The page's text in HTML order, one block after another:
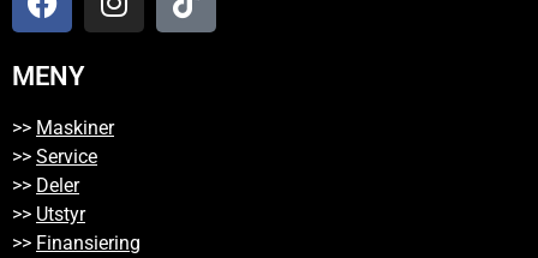
MENY
>> Maskiner
>> Service
>> Deler
>> Utstyr
>> Finansiering